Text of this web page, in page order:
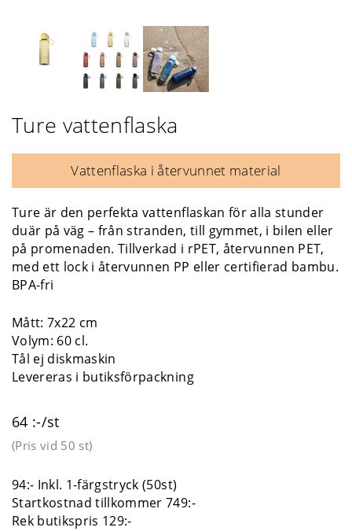
Ture vattenflaska
Vattenflaska i återvunnet material
Ture är den perfekta vattenflaskan för alla stunder
duär på väg – från stranden, till gymmet, i bilen eller
på promenaden. Tillverkad i rPET, återvunnen PET,
med ett lock i återvunnen PP eller certifierad bambu.
BPA-fri
Mått: 7x22 cm
Volym: 60 cl.
Tål ej diskmaskin
Levereras i butiksförpackning
64 :-/st
(Pris vid 50 st)
94:- Inkl. 1-färgstryck (50st)
Startkostnad tillkommer 749:-
Rek butikspris 129:-